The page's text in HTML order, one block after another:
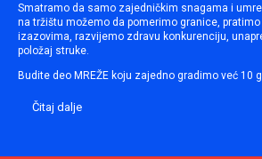
Smatramo da samo zajedničkim snagama i
na tržištu možemo da pomerimo granice,
izazovima, razvijemo zdravu konkurenciju,
položaj struke.
Budite deo MREŽE koju zajedno gradimo već 10
Čitaj dalje